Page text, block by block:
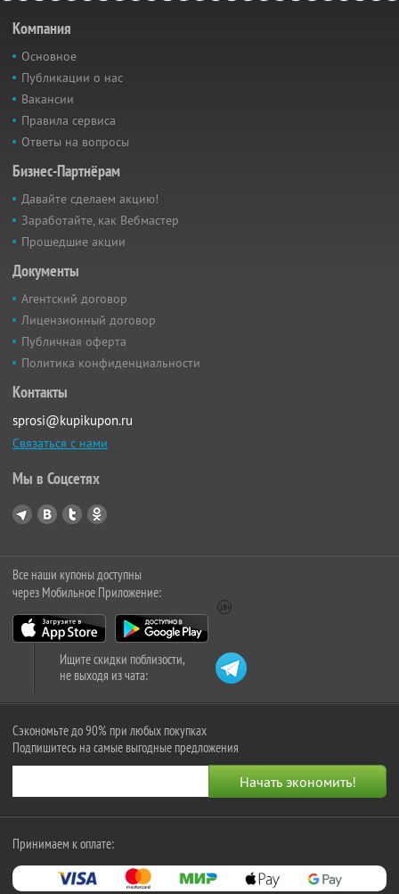
Компания
Основное
Публикации о нас
Вакансии
Правила сервиса
Ответы на вопросы
Бизнес-Партнёрам
Давайте сделаем акцию!
Заработайте, как Вебмастер
Прошедшие акции
Документы
Агентский договор
Лицензионный договор
Публичная оферта
Политика конфиденциальности
Контакты
sprosi@kupikupon.ru
Связаться с нами
Мы в Соцсетях
Все наши купоны доступны
через Мобильное Приложение:
Ищите скидки поблизости,
не выходя из чата:
Сэкономьте до 90% при любых покупках
Подпишитесь на самые выгодные предложения
Принимаем к оплате: